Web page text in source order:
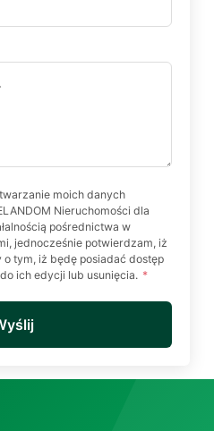
moich danych
Nieruchomości dla
pośrednictwa w
jednocześnie potwierdzam, iż
o tym, iż będę posiadać dostęp
ich edycji lub usunięcia. *